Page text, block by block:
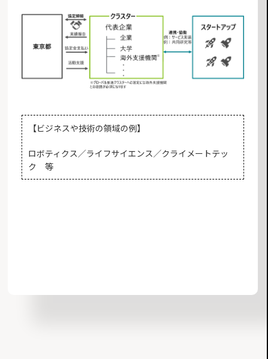
【ビジネスや技術の領域の例】
ロボティクス／ライフサイエンス／クライメートテッ
ク 等